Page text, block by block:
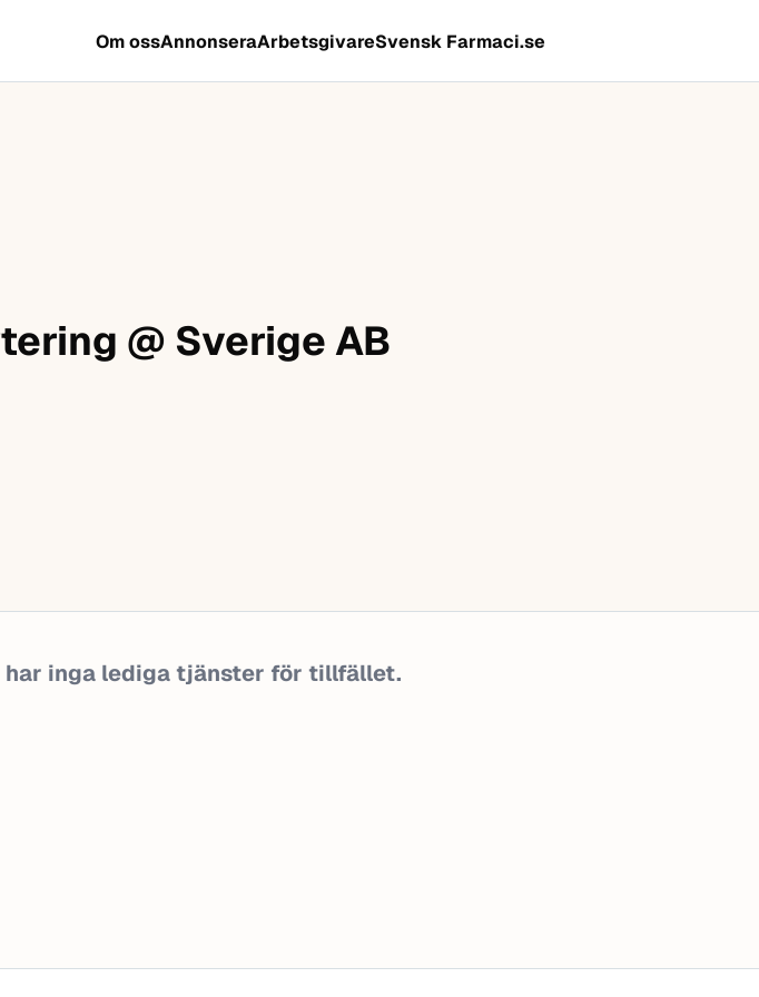
Om ossAnnonseraArbetsgivareSvensk Farmaci.se
@ Sverige AB
inga lediga tjänster för tillfället.